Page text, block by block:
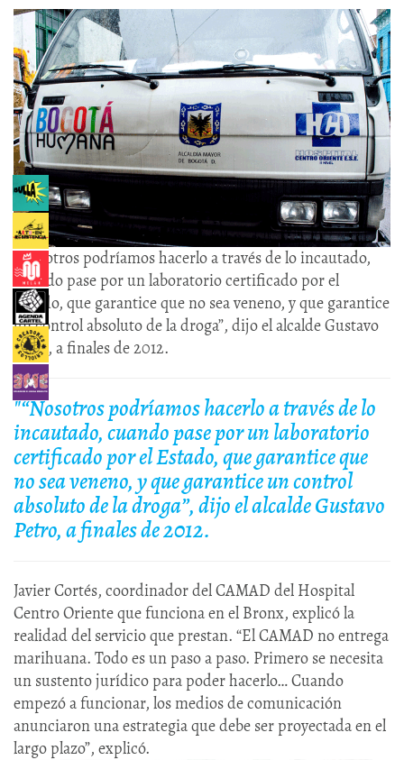
“Nosotros podríamos hacerlo a través de lo incautado,
cuando pase por un laboratorio certificado por el
Estado, que garantice que no sea veneno, y que garantice
un control absoluto de la droga”, dijo el alcalde Gustavo
Petro, a finales de 2012.
"“Nosotros podríamos hacerlo a través de lo
incautado, cuando pase por un laboratorio
certificado por el Estado, que garantice que
no sea veneno, y que garantice un control
absoluto de la droga”, dijo el alcalde Gustavo
Petro, a finales de 2012.
Javier Cortés, coordinador del CAMAD del Hospital
Centro Oriente que funciona en el Bronx, explicó la
realidad del servicio que prestan. “El CAMAD no entrega
marihuana. Todo es un paso a paso. Primero se necesita
un sustento jurídico para poder hacerlo… Cuando
empezó a funcionar, los medios de comunicación
anunciaron una estrategia que debe ser proyectada en el
largo plazo”, explicó.